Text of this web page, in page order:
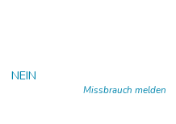
NEIN
Missbrauch melden